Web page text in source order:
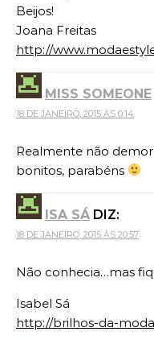
Beijos!
Joana Freitas
http://
MISS SOMEONE
18 DE JANEIRO, 2015 ÀS 0:14
Realmente não
bonitos, parabéns
ISA SÁ DIZ:
18 DE JANEIRO, 2015 ÀS 20:57
Não conhecia…mas
Isabel Sá
http://brilhos-da-